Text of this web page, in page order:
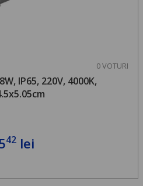
0 VOTURI
IP65, 220V, 4000K,
42lei